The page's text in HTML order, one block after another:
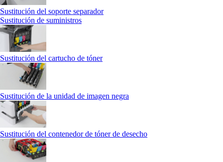
Sustitución del soporte separador
Sustitución de suministros
Sustitución del cartucho de tóner
Sustitución de la unidad de imagen negra
Sustitución del contenedor de tóner de desecho